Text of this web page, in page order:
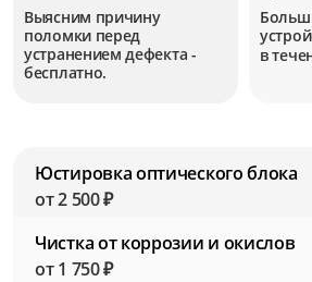
Выясним причину
поломки перед
устранением дефекта -
бесплатно.
в
Юстировка оптического блока
от 2 500 ₽
Чистка от коррозии и окислов
от 1 750 ₽